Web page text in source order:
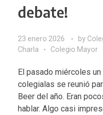
debate!
23 enero 2026 by
Charla
Colegio Mayor
El pasado miércoles
colegialas se reunió
Beer del año. Eran
hablar. Algo casi